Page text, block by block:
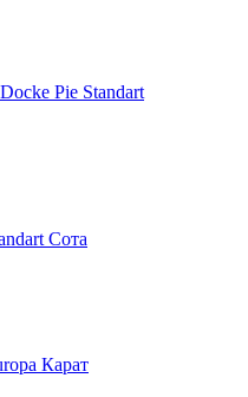
Pie Standart
Сота
Карат